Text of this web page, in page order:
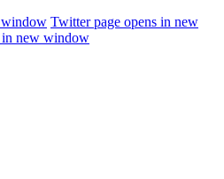
window Twitter page opens in new
in new window